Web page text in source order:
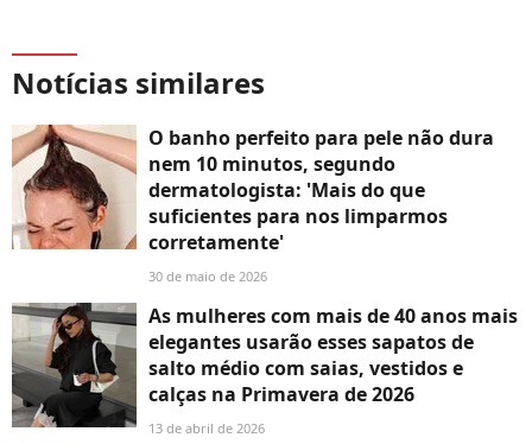
Notícias similares
O banho perfeito para pele não dura
nem 10 minutos, segundo
dermatologista: 'Mais do que
suficientes para nos limparmos
corretamente'
30 de maio de 2026
As mulheres com mais de 40 anos mais
elegantes usarão esses sapatos de
salto médio com saias, vestidos e
calças na Primavera de 2026
13 de abril de 2026